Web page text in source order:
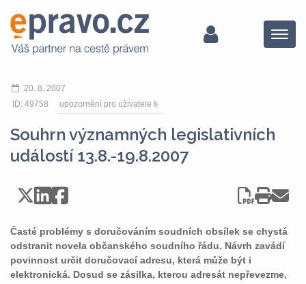
Menu
20. 8. 2007
ID: 49758
upozornění pro uživatele
Souhrn významných legislativních
událostí 13.8.-19.8.2007
Časté problémy s doručováním soudních obsílek se chystá
odstranit novela občanského soudního řádu. Návrh zavádí
povinnost určit doručovací adresu, která může být i
elektronická. Dosud se zásilka, kterou adresát nepřevezme,